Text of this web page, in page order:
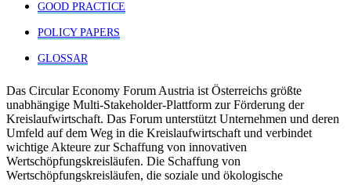
GOOD PRACTICE
POLICY PAPERS
GLOSSAR
Das Circular Economy Forum Austria ist Österreichs größte
unabhängige Multi-Stakeholder-Plattform zur Förderung der
Kreislaufwirtschaft. Das Forum unterstützt Unternehmen und deren
Umfeld auf dem Weg in die Kreislaufwirtschaft und verbindet
wichtige Akteure zur Schaffung von innovativen
Wertschöpfungskreisläufen. Die Schaffung von
Wertschöpfungskreisläufen, die soziale und ökologische